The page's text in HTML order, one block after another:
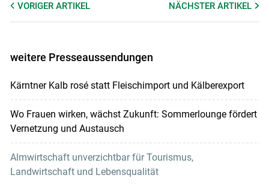
VORIGER ARTIKEL NÄCHSTERARTIKEL
weitere Presseaussendungen
Kärntner Kalb rosé statt Fleischimport und Kälberexport
Wo Frauen wirken, wächst Zukunft: Sommerlounge fördert
Vernetzung und Austausch
Almwirtschaft unverzichtbar für Tourismus,
Landwirtschaft und Lebensqualität